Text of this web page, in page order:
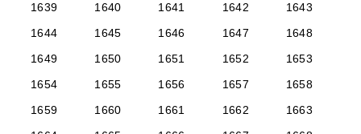
1639
1640 1641 1642
1643
1644
1645 1646 1647
1648
1649
1650 1651 1652
1653
1654
1655 1656 1657
1658
1659
1660 1661 1662
1663